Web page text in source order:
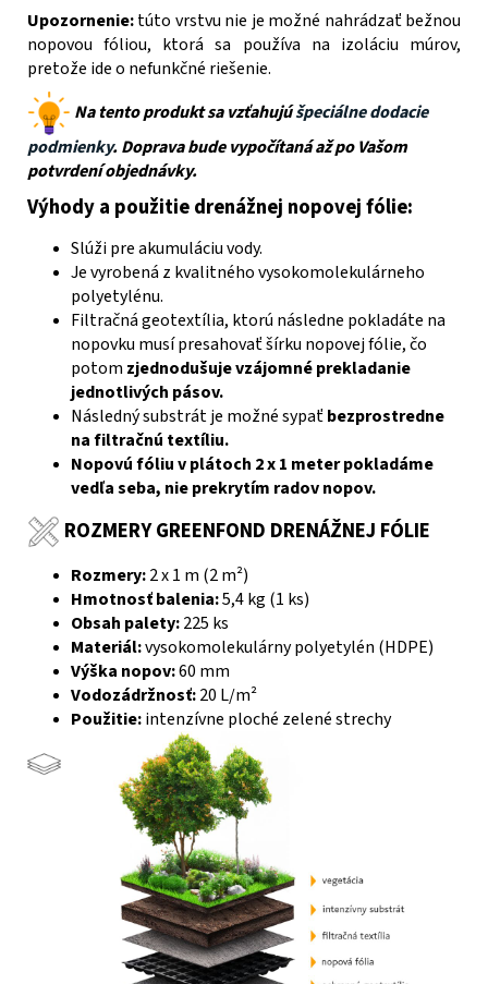
Upozornenie:túto vrstvu nie je možné nahrádzať bežnou
nopovou fóliou, ktorá sa používa na izoláciu múrov,
pretože ide o nefunkčné riešenie.
Na tento produkt sa vzťahujúšpeciálne dodacie
podmienky. Doprava bude vypočítaná až po Vašom
potvrdení objednávky.
Výhody a použitie drenážnej nopovej fólie:
Slúži pre akumuláciu vody.
Je vyrobená z kvalitného vysokomolekulárneho
polyetylénu.
Filtračná geotextília, ktorú následne pokladáte na
nopovku musí presahovať šírku nopovej fólie, čo
potom zjednodušuje vzájomné prekladanie
jednotlivých pásov.
Následný substrát je možné sypaťbezprostredne
na filtračnú textíliu.
Nopovú fóliu v plátoch 2 x 1 meter pokladáme
vedľa seba, nie prekrytím radov nopov.
ROZMERY GREENFOND DRENÁŽNEJ FÓLIE
Rozmery:2 x 1 m (2 m²)
Hmotnosť balenia:5,4 kg (1 ks)
Obsah palety:225 ks
Materiál:vysokomolekulárny polyetylén (HDPE)
Výška nopov:60 mm
Vodozádržnosť:20 L/m²
Použitie:intenzívne ploché zelené strechy